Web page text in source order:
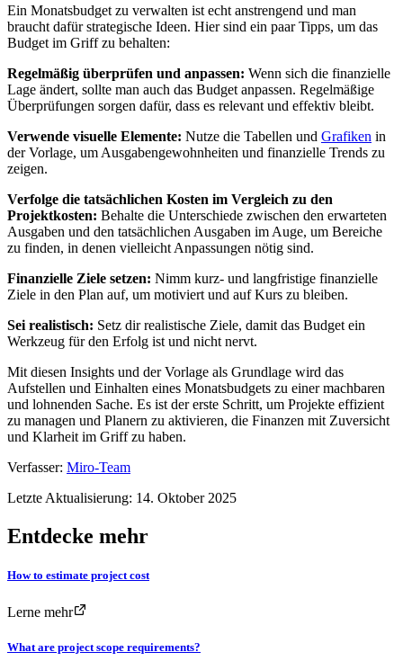
Ein Monatsbudget zu verwalten ist echt anstrengend und man
braucht dafür strategische Ideen. Hier sind ein paar Tipps, um das
Budget im Griff zu behalten:
Regelmäßig überprüfen und anpassen: Wenn sich die finanzielle
Lage ändert, sollte man auch das Budget anpassen. Regelmäßige
Überprüfungen sorgen dafür, dass es relevant und effektiv bleibt.
Verwende visuelle Elemente: Nutze die Tabellen und Grafiken in
der Vorlage, um Ausgabengewohnheiten und finanzielle Trends zu
zeigen.
Verfolge die tatsächlichen Kosten im Vergleich zu den
Projektkosten: Behalte die Unterschiede zwischen den erwarteten
Ausgaben und den tatsächlichen Ausgaben im Auge, um Bereiche
zu finden, in denen vielleicht Anpassungen nötig sind.
Finanzielle Ziele setzen: Nimm kurz- und langfristige finanzielle
Ziele in den Plan auf, um motiviert und auf Kurs zu bleiben.
Sei realistisch: Setz dir realistische Ziele, damit das Budget ein
Werkzeug für den Erfolg ist und nicht nervt.
Mit diesen Insights und der Vorlage als Grundlage wird das
Aufstellen und Einhalten eines Monatsbudgets zu einer machbaren
und lohnenden Sache. Es ist der erste Schritt, um Projekte effizient
zu managen und Planern zu aktivieren, die Finanzen mit Zuversicht
und Klarheit im Griff zu haben.
Verfasser: Miro-Team
Letzte Aktualisierung: 14. Oktober 2025
Entdecke mehr
How to estimate project cost
Lerne mehr
What are project scope requirements?